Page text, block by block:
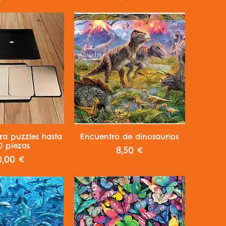
rápida
puzzles hasta
piezas
€
Vista rápida
Encuentro de dinosaurios
Precio
8,50 €